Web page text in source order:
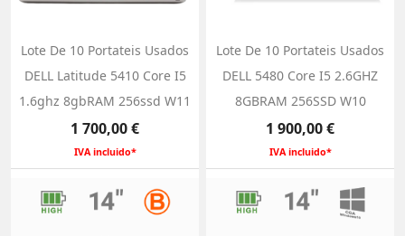
Lote De 10 Portateis Usados
DELL Latitude 5410 Core I5
1.6ghz 8gbRAM 256ssd W11
Preço
1 700,00 €
IVA incluido*
Lote De 10 Portateis Usados
DELL 5480 Core I5 2.6GHZ
8GBRAM 256SSD W10
Preço
1 900,00 €
IVA incluido*